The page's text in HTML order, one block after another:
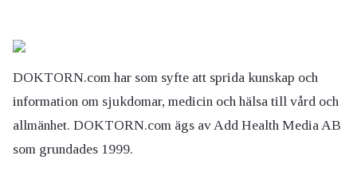
DOKTORN.com har som syfte att sprida kunskap och
information om sjukdomar, medicin och hälsa till vård och
allmänhet. DOKTORN.com ägs av Add Health Media AB
som grundades 1999.